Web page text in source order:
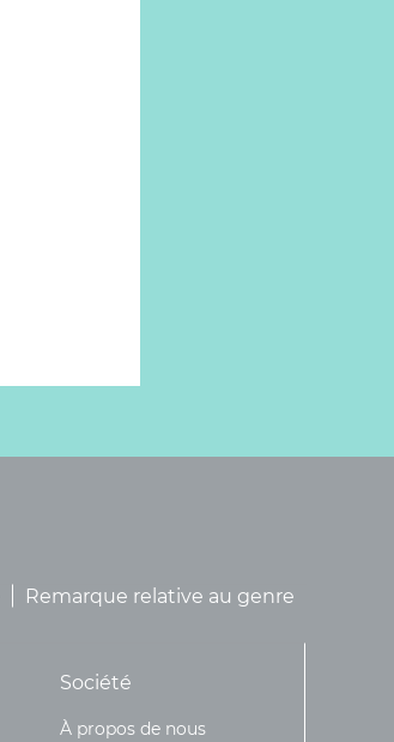
Remarque relative au genre
Société
À propos de nous